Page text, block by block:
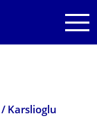
Karslioglu